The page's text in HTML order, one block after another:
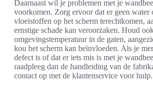
Daarnaast wil je problemen met je
voorkomen. Zorg ervoor dat er geen water
vloeistoffen op het scherm terechtkomen,
ernstige schade kan veroorzaken. Houd
omgevingstemperatuur in de gaten,
kou het scherm kan beïnvloeden. Als je
defect is of dat er iets mis is met je
raadpleeg dan de handleiding van de
contact op met de klantenservice voor hulp.